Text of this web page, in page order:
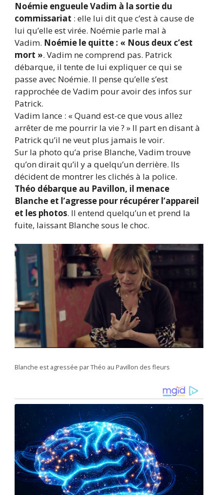
Noémie engueule Vadim à la sortie du
commissariat : elle lui dit que c’est à cause de
lui qu’elle est virée. Noémie parle mal à
Vadim. Noémie le quitte : « Nous deux c’est
mort ». Vadim ne comprend pas. Patrick
débarque, il tente de lui expliquer ce qui se
passe avec Noémie. Il pense qu’elle s’est
rapprochée de Vadim pour avoir des infos sur
Patrick.
Vadim lance : « Quand est-ce que vous allez
arrêter de me pourrir la vie ? » Il part en disant à
Patrick qu’il ne veut plus jamais le voir.
Sur la photo qu’a prise Blanche, Vadim trouve
qu’on dirait qu’il y a quelqu’un derrière. Ils
décident de montrer les clichés à la police.
Théo débarque au Pavillon, il menace
Blanche et l’agresse pour récupérer l’appareil
et les photos. Il entend quelqu’un et prend la
fuite, laissant Blanche sous le choc.
Blanche est agressée par Théo au Pavillon des fleurs